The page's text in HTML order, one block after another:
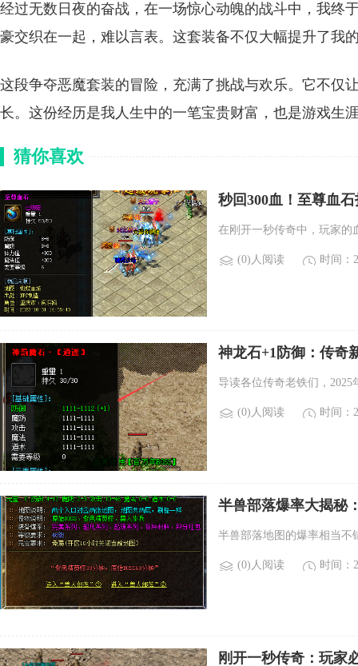
经过无数日夜的奋战，在一场惊心动魄的战斗中，我终
豪交织在一起，难以言表。这套装备不仅大幅提升了我
这段争夺恶魔套装的冒险，充满了挑战与欢乐。它不仅
长。这份经历是我人生中的一笔宝贵财富，也是游戏生
猜你喜欢
秒回300血！至尊血
在刚开一秒传奇中，玩家的
(0)人阅读 时间：
神龙石+1防御：传奇
导读各位传奇老铁们，
(0)人阅读 时间：
半兽部落爆率大揭秘
半兽部落地图的爆率相当不
(0)人阅读 时间：
刚开一秒传奇：玩家